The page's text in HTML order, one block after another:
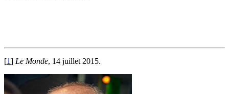
[1] Le Monde, 14 juillet 2015.